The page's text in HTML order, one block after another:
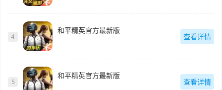
4
和平精英官方最新版
查看详情
5
和平精英官方最新版
查看详情